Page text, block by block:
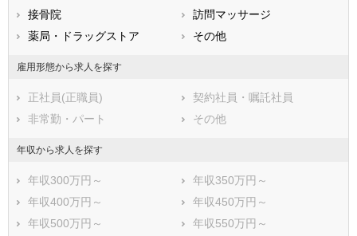
広島県
徳島県
香川県
愛媛県
鹿児島県
接骨院
訪問マッサージ
薬局・ドラッグストア
その他
雇用形態から求人を探す
正社員(正職員)
契約社員・嘱託社員
非常勤・パート
その他
年収から求人を探す
年収300万円～
年収350万円～
年収400万円～
年収450万円～
年収500万円～
年収550万円～